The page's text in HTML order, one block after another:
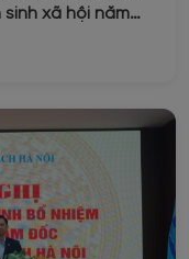
xã hội năm